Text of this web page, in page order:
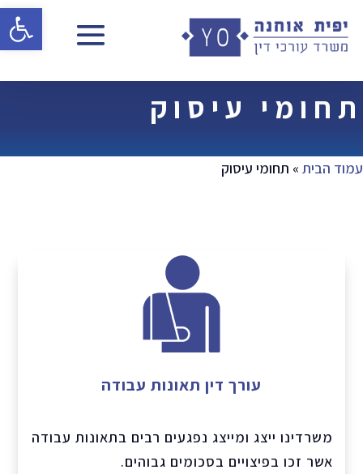
תחומי עיסוק
עמוד הבית » תחומי עיסוק
עורך דין תאונות עבודה
משרדינו ייצג ומייצג נפגעים רבים בתאונות עבודה
אשר זכו בפיצויים בסכומים גבוהים.